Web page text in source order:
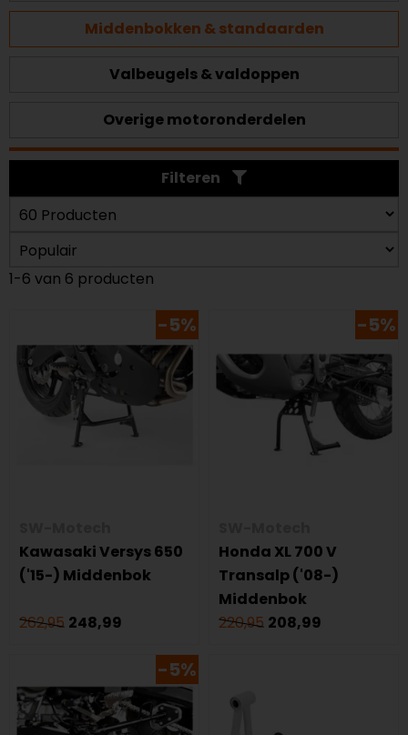
Middenbokken & standaarden
Valbeugels & valdoppen
Overige motoronderdelen
Filteren
1-6 van 6 producten
-5%
Kawasaki Versys 650
('15-) Middenbok
262,95 248,99
-5%
Honda XL 700 V
Transalp ('08-)
Middenbok
220,95 208,99
-5%